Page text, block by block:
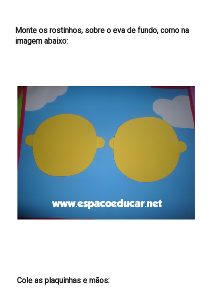
Monte os rostinhos, sobre o eva de fundo, como na
imagem abaixo:
Cole as plaquinhas e mãos: